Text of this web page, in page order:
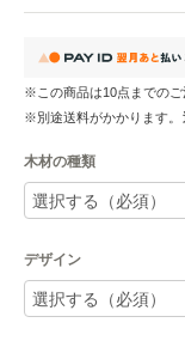
※この商品は10点までの
※別途送料がかかります。
木材の種類
デザイン